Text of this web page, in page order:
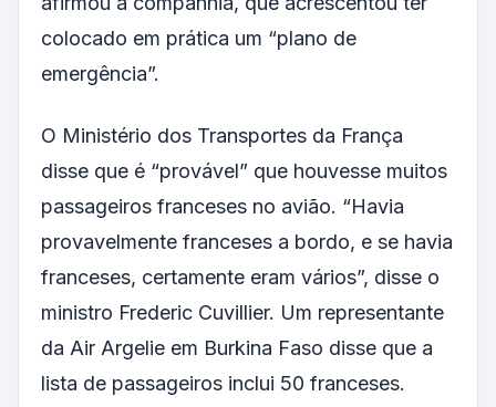
colocado em prática um “plano de
emergência”.
O Ministério dos Transportes da França
disse que é “provável” que houvesse muitos
passageiros franceses no avião. “Havia
provavelmente franceses a bordo, e se havia
franceses, certamente eram vários”, disse o
ministro Frederic Cuvillier. Um representante
da Air Argelie em Burkina Faso disse que a
lista de passageiros inclui 50 franceses.